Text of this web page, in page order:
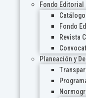
Fondo Editorial
Fondo
Revista
Planeación y